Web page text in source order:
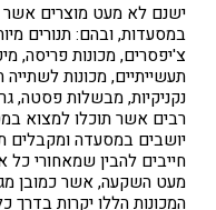
ישנם לא מעט מוצרים
במסעדות, ובהם: תנורים
צ'יפסרים, מכונות פריסה,
תעשייתיים, מכונות
נקניקיות, מבשלות פסטה,
רבים אשר תוכלו למצוא
יושבים במסעדה ומקבלים
חייבים להבין שמאחורי
מעט השקעה, אשר כמובן
המכונות הללו יקרות בדרך